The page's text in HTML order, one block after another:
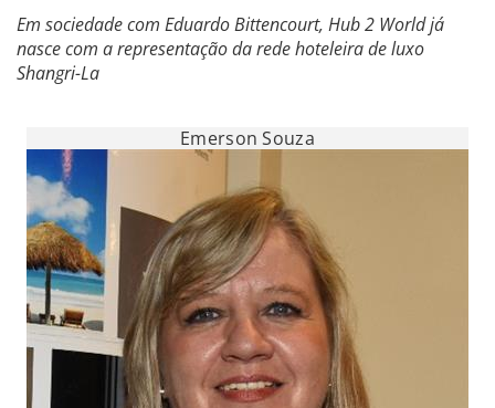
Em sociedade com Eduardo Bittencourt, Hub 2 World já
nasce com a representação da rede hoteleira de luxo
Shangri-La
Emerson Souza